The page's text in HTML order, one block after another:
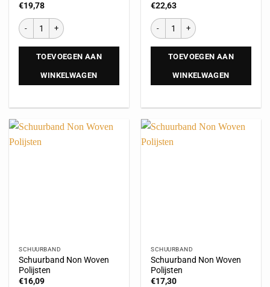
€19,78
TOEVOEGEN AAN
WINKELWAGEN
€22,63
TOEVOEGEN AAN
WINKELWAGEN
SCHUURBAND
Schuurband Non Woven
Polijsten
€16,09
SCHUURBAND
Schuurband Non Woven
Polijsten
€17,30